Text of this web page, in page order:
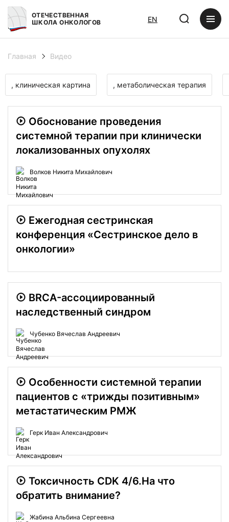
ОТЕЧЕСТВЕННАЯ
ШКОЛА ОНКОЛОГОВ
EN
Главная Видео
, клиническая картина , метаболическая терапия
Обоснование проведения
системной терапии при клинически
локализованных опухолях
Волков Никита Михайлович
Ежегодная сестринская
конференция «Сестринское дело в
онкологии»
BRCA-ассоциированный
наследственный синдром
Чубенко Вячеслав Андреевич
Особенности системной терапии
пациентов с «трижды позитивным»
метастатическим РМЖ
Герк Иван Александрович
Токсичность СDK 4/6.На что
обратить внимание?
Жабина Альбина Сергеевна